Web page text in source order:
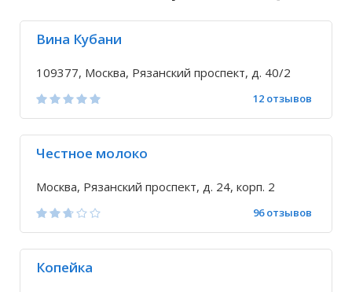
Вина Кубани
109377, Москва, Рязанский проспект, д. 40/2
12 отзывов
Честное молоко
Москва, Рязанский проспект, д. 24, корп. 2
96 отзывов
Копейка